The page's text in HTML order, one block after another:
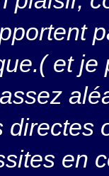
et je
en